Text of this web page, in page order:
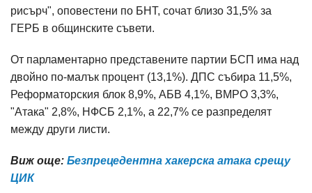
рисърч", оповестени по БНТ, сочат близо 31,5% за
ГЕРБ в общинските съвети.
От парламентарно представените партии БСП има над
двойно по-малък процент (13,1%). ДПС събира 11,5%,
Реформаторския блок 8,9%, АБВ 4,1%, ВМРО 3,3%,
"Атака" 2,8%, НФСБ 2,1%, а 22,7% се разпределят
между други листи.
Виж още: Безпрецедентна хакерска атака срещу
ЦИК